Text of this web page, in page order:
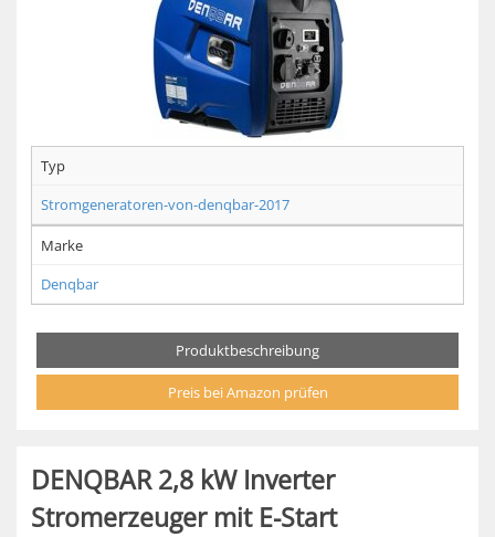
Typ
Stromgeneratoren-von-denqbar-2017
Marke
Denqbar
Produktbeschreibung
Preis bei Amazon prüfen
DENQBAR 2,8 kW Inverter
Stromerzeuger mit E-Start